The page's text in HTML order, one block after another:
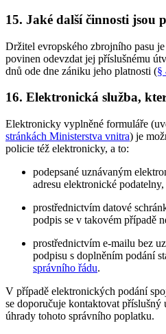
15. Jaké další činnosti jsou
Držitel evropského zbrojního pasu
povinen odevzdat jej příslušnému
dnů ode dne zániku jeho platnosti (§
16. Elektronická služba,
Elektronicky vyplněné formuláře
stránkách Ministerstva vnitra) je
policie též elektronicky, a to:
podepsané uznávaným
adresu elektronické podatelny,
prostřednictvím datové
podpis se v takovém případě
prostřednictvím e-mailu bez
podpisu s doplněním podání
správního řádu.
V případě elektronických podání
se doporučuje kontaktovat
úhrady tohoto správního poplatku.